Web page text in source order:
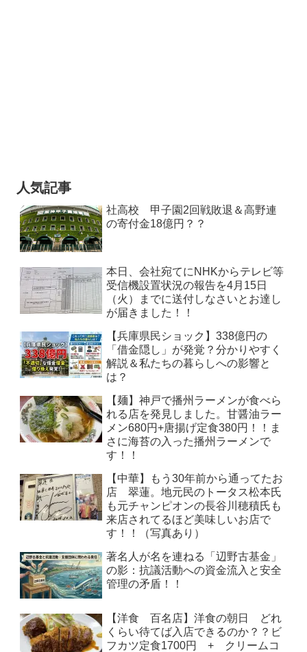
人気記事
社高校 甲子園2回戦敗退＆高野連
の寄付金18億円？？
本日、会社宛てにNHKからテレビ等
受信機設置状況の報告を4月15日
（火）までに送付しなさいとお達し
が届きました！！
【兵庫県民ショック】338億円の
「借金隠し」が発覚？分かりやすく
解説＆私たちの暮らしへの影響と
は？
【麺】神戸で播州ラーメンが食べら
れる店を発見しました。甘醤油ラー
メン680円+唐揚げ定食380円！！ま
さに海苔の入った播州ラーメンで
す！！
【中華】もう30年前から通ってたお
店 翠蓮。地元民のトータス松本氏
も元チャンピオンの長谷川穂積氏も
来店されてるほど美味しいお店で
す！！（写真あり）
著名人が名を連ねる「辺野古基金」
の影：抗議活動への資金流入と安全
管理の矛盾！！
【洋食 百名店】洋食の朝日 どれ
くらい待てば入店できるのか？？ビ
フカツ定食1700円 + クリームコ